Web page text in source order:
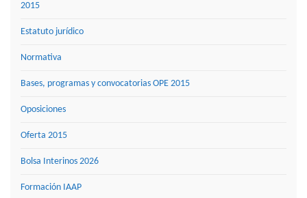
2015
Estatuto jurídico
Normativa
Bases, programas y convocatorias OPE 2015
Oposiciones
Oferta 2015
Bolsa Interinos 2026
Formación IAAP